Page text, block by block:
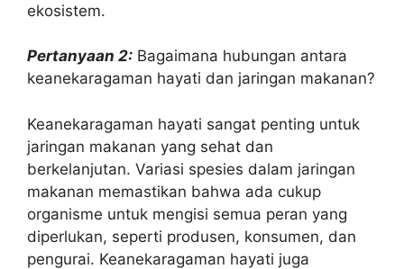
ekosistem.
Pertanyaan 2: Bagaimana hubungan antara
keanekaragaman hayati dan jaringan makanan?
Keanekaragaman hayati sangat penting untuk
jaringan makanan yang sehat dan
berkelanjutan. Variasi spesies dalam jaringan
makanan memastikan bahwa ada cukup
organisme untuk mengisi semua peran yang
diperlukan, seperti produsen, konsumen, dan
pengurai. Keanekaragaman hayati juga